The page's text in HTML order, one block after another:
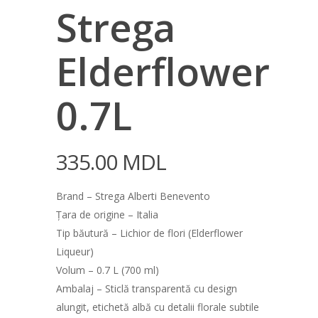
Strega
Elderflower
0.7L
335.00 MDL
Brand – Strega Alberti Benevento
Țara de origine – Italia
Tip băutură – Lichior de flori (Elderflower
Liqueur)
Volum – 0.7 L (700 ml)
Ambalaj – Sticlă transparentă cu design
alungit, etichetă albă cu detalii florale subtile